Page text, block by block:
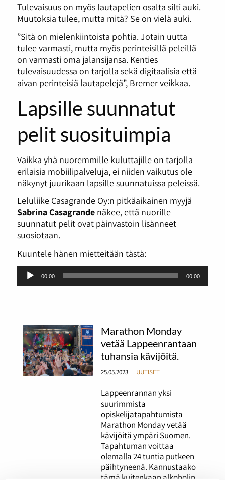
Tulevaisuus on myös lautapelien osalta silti auki.
Muutoksia tulee, mutta mitä? Se on vielä auki.
”Sitä on mielenkiintoista pohtia. Jotain uutta
tulee varmasti, mutta myös perinteisillä peleillä
on varmasti oma jalansijansa. Kenties
tulevaisuudessa on tarjolla sekä digitaalisia että
aivan perinteisiä lautapelejä”, Bremer veikkaa.
Lapsille suunnatut
pelit suosituimpia
Vaikka yhä nuoremmille kuluttajille on tarjolla
erilaisia mobiilipalveluja, ei niiden vaikutus ole
näkynyt juurikaan lapsille suunnatuissa peleissä.
Leluliike Casagrande Oy:n pitkäaikainen myyjä
Sabrina Casagrandenäkee, että nuorille
suunnatut pelit ovat päinvastoin lisänneet
suosiotaan.
Kuuntele hänen mietteitään tästä:
Äänitoistin
00:00 00:00
Marathon Monday
vetää Lappeenrantaan
tuhansia kävijöitä.
25.05.2023 UUTISET
Lappeenrannan yksi
suurimmista
opiskelijatapahtumista
Marathon Monday vetää
kävijöitä ympäri Suomen.
Tapahtuman voittaa
olemalla 24 tuntia putkeen
päihtyneenä. Kannustaako
tämä kuitenkaan alkoholin